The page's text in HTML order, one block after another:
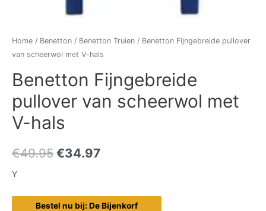
Home / Benetton / Benetton Truien / Benetton Fijngebreide pullover
van scheerwol met V-hals
Benetton Fijngebreide
pullover van scheerwol met
V-hals
€49.95 €34.97
Y
Bestel nu bij: De Bijenkorf